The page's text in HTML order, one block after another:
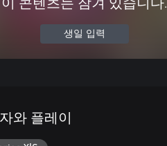
이 콘텐츠는 잠겨 있습니다.
생일 입력
와 플레이